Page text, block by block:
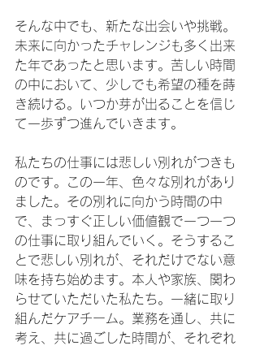
そんな中でも、新たな出会いや挑戦。
未来に向かったチャレンジも多く出来
た年であったと思います。苦しい時間
の中において、少しでも希望の種を蒔
き続ける。いつか芽が出ることを信じ
て一歩ずつ進んでいきます。
私たちの仕事には悲しい別れがつきも
のです。この一年、色々な別れがあり
ました。その別れに向かう時間の中
で、まっすぐ正しい価値観で一つ一つ
の仕事に取り組んでいく。そうするこ
とで悲しい別れが、それだけでない意
味を持ち始めます。本人や家族、関わ
らせていただいた私たち。一緒に取り
組んだケアチーム。業務を通し、共に
考え、共に過ごした時間が、それぞれ